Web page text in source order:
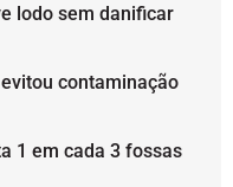
lodo sem danificar
contaminação
1 em cada 3 fossas